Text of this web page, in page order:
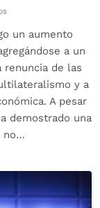
un aumento
a un
renuncia de las
y a
A pesar
demostrado una
no…